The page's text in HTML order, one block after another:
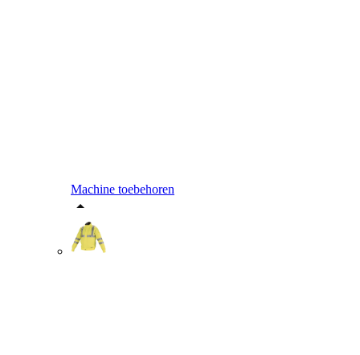
Machine toebehoren